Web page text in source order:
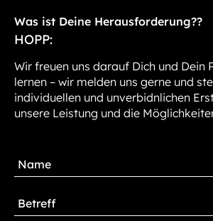
Was ist Deine Herausforderung??
HOPP:
Wir freuen uns darauf Dich und Dein
lernen – wir melden uns gerne und
individuellen und unverbidnlichen
unsere Leistung und die